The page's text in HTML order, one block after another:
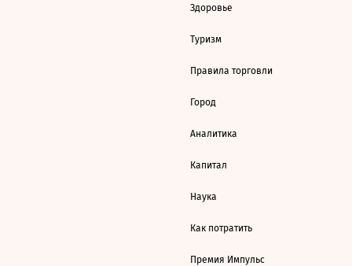
Здоровье
Туризм
Правила торговли
Город
Аналитика
Капитал
Наука
Как потратить
Премия Импульс